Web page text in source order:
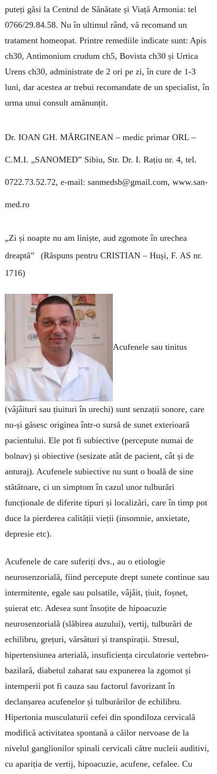
puteți găsi la Centrul de Sănătate și Viață Armonia: tel
0766/29.84.58. Nu în ultimul rând, vă recomand un
tratament homeopat. Printre remediile indicate sunt: Apis
ch30, Antimonium crudum ch5, Bovista ch30 și Urtica
Urens ch30, administrate de 2 ori pe zi, în cure de 1-3
luni, dar acestea ar trebui recomandate de un specialist, în
urma unui consult amănunțit.
Dr. IOAN GH. MĂRGINEAN – medic primar ORL –
C.M.I. „SANOMED” Sibiu, Str. Dr. I. Rațiu nr. 4, tel.
0722.73.52.72, e-mail: sanmedsb@gmail.com, www.san-
med.ro
„Zi și noapte nu am liniște, aud zgomote în urechea
dreaptă” (Răspuns pentru CRISTIAN – Huși, F. AS nr.
1716)
Acufenele sau tinitus
(vâjâituri sau țiuituri în urechi) sunt senzații sonore, care
nu-și găsesc originea într-o sursă de sunet exterioară
pacientului. Ele pot fi subiective (percepute numai de
bolnav) și obiective (sesizate atât de pacient, cât și de
anturaj). Acufenele subiective nu sunt o boală de sine
stătătoare, ci un simptom în cazul unor tulburări
funcționale de diferite tipuri și localizări, care în timp pot
duce la pierderea calității vieții (insomnie, anxietate,
depresie etc).
Acufenele de care suferiți dvs., au o etiologie
neurosenzorială, fiind percepute drept sunete continue sau
intermitente, egale sau pulsatile, vâjâit, țiuit, foșnet,
șuierat etc. Adesea sunt însoțite de hipoacuzie
neurosenzorială (slăbirea auzului), vertij, tulburări de
echilibru, grețuri, vărsături și transpirații. Stresul,
hipertensiunea arterială, insuficiența circulatorie vertebro-
bazilară, diabetul zaharat sau expunerea la zgomot și
intemperii pot fi cauza sau factorul favorizant în
declanșarea acufenelor și tulburărilor de echilibru.
Hipertonia musculaturii cefei din spondiloza cervicală
modifică activitatea spontană a căilor nervoase de la
nivelul ganglionilor spinali cervicali către nucleii auditivi,
cu apariția de vertij, hipoacuzie, acufene, cefalee. Cu